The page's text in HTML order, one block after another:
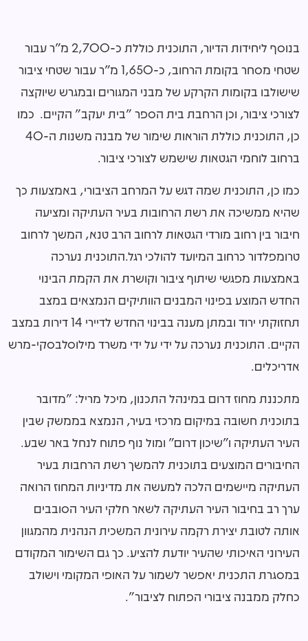
בנוסף ליחידות הדיור, התוכנית כוללת כ-2,700 מ"ר עבור
שטחי מסחר בקומת הרחוב, כ-1,650 מ"ר עבור שטחי ציבור
שישולבו בקומות הקרקע של מבני המגורים ובמגרש שיוקצה
לצורכי ציבור, וכן הרחבת בית הספר "בית יעקב" הקיים. כמו
כן, התוכנית כוללת הוראות שימור של מבנה משנות ה-40
ברחוב לוחמי הגטאות שישמש לצורכי ציבור.
כמו כן, התוכנית שמה דגש על המרחב הציבורי, באמצעות כך
שהיא ממשיכה את רשת הרחובות בעיר העתיקה ומציעה
חיבור בין רחוב מורדי הגטאות לרחוב הרב טנא, המשך לרחוב
טרומפלדור כרחוב המיועד להולכי רגל.התוכנית נערכה
באמצעות מפגשי שיתוף ציבור וקושרת את הקמת הבינוי
החדש המוצע בפינוי המבנים הוותיקים הנמצאים במצב
תחזוקתי ירוד ובמתן מענה בבינוי החדש לדיירי 14 דירות במצב
הקיים. התוכנית נערכה על ידי על ידי משרד מילוסלבסקי-מרש
אדריכלים.
מתכננת מחוז דרום במינהל התכנון, מיכל מריל: "מדובר
בתוכנית חשובה במיקום מרכזי בעיר, הנמצא בממשק שבין
העיר העתיקה ו"שיכון דרום" ומול נוף פתוח לנחל באר שבע.
החיבורים המוצעים בתוכנית להמשך רשת הרחבות בעיר
העתיקה מיישמים הלכה למעשה את מדיניות המחוז הרואה
ערך רב בחיבור העיר העתיקה לשאר חלקי העיר הסובבים
אותה לטובת יצירת רקמה עירונית המשכית הנהנית מהמגוון
העירוני האיכותי שהעיר יודעת להציע. כך גם השימור המקודם
במסגרת התכנית יאפשר לשמור על האופי המקומי וישולב
כחלק ממבנה ציבורי הפתוח לציבור".